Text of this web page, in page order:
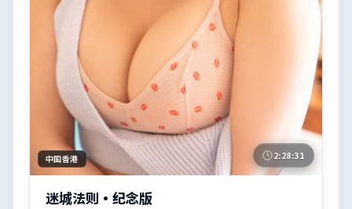
中国香港 2:28:31
迷城法则·纪念版